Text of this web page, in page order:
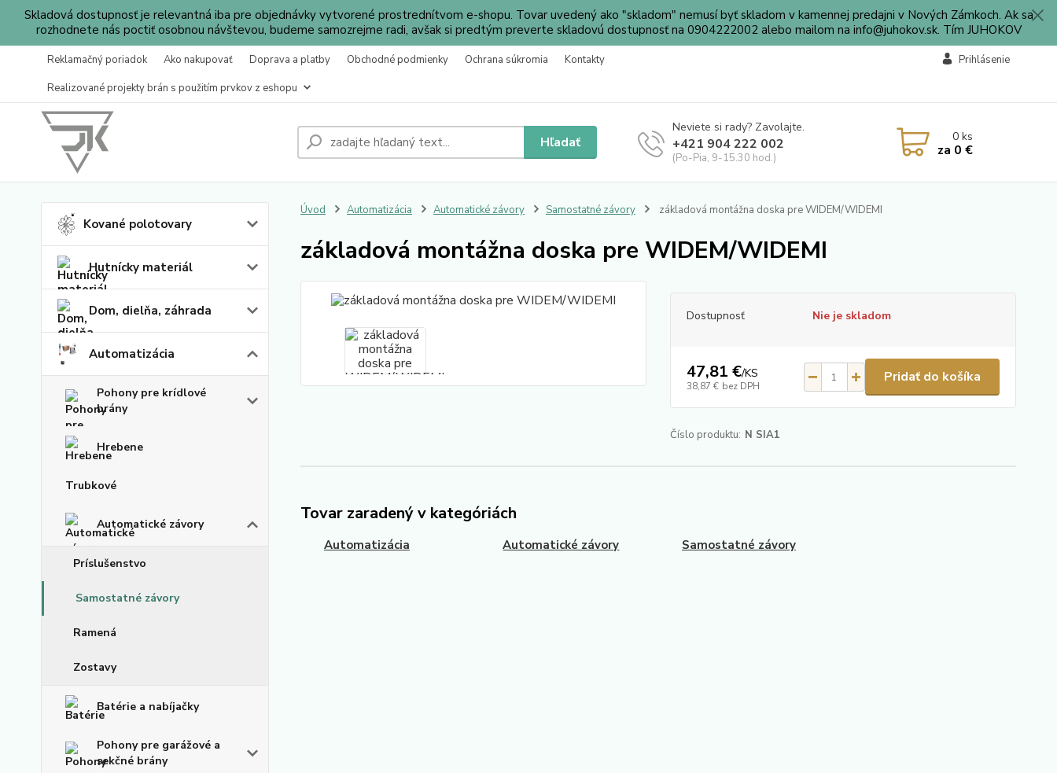
Skladová dostupnosť je relevantná iba pre objednávky vytvorené prostrednítvom e-shopu. Tovar uvedený ako "skladom" nemusí byť skladom v kamennej predajni v Nových Zámkoch. Ak sa
rozhodnete nás poctiť osobnou návštevou, budeme samozrejme radi, avšak si predtým preverte skladovú dostupnosť na 0904222002 alebo mailom na info@juhokov.sk. Tím JUHOKOV
Reklamačný poriadok Ako nakupovať Doprava a platby Obchodné podmienky Ochrana súkromia
Kontakty
Realizované projekty brán s použitím prvkov z eshopu
Prihlásenie
Hľadať
Neviete si rady? Zavolajte.
+421 904 222 002
(Po-Pia, 9-15.30 hod.)
0ks
za 0 €
Kované polotovary
Hutnícky materiál
Dom, dielňa, záhrada
Automatizácia
Pohony pre krídlové
brány
Hrebene
Trubkové
Automatické závory
Príslušenstvo
Samostatné závory
Ramená
Zostavy
Batérie a nabíjačky
Pohony pre garážové a
sekčné brány
Úvod Automatizácia Automatické závory Samostatné závory základová montážna doska pre WIDEM/WIDEMI
základová montážna doska pre WIDEM/WIDEMI
Dostupnosť Nie je skladom
47,81 €/KS
38,87 € bez DPH
Pridať do košíka
Číslo produktu: N SIA1
Tovar zaradený v kategóriách
Automatizácia Automatické závory Samostatné závory